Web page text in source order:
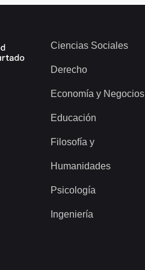
Ciencias Sociales
Derecho
Economía y Negocios
Educación
Filosofía y
Humanidades
Psicología
Ingeniería